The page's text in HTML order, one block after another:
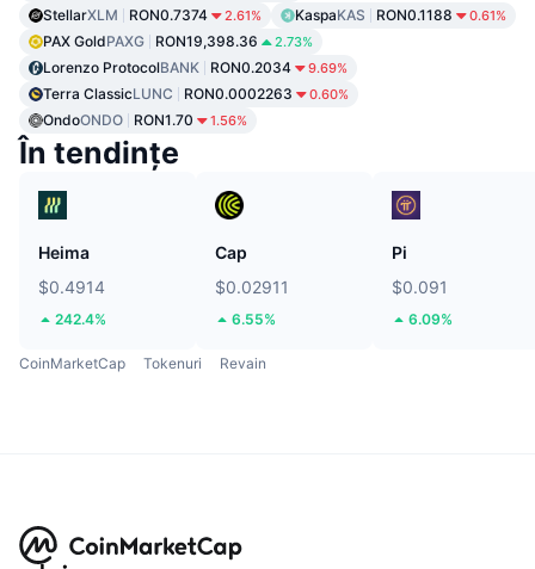
StellarXLM RON0.7374 2.61% KaspaKAS RON0.1188 0.61%
PAX GoldPAXG RON19,398.36 2.73%
Lorenzo ProtocolBANK RON0.2034 9.69%
Terra ClassicLUNC RON0.0002263 0.60%
OndoONDO RON1.70 1.56%
În tendințe
Heima
$0.4914
242.4%
Cap
$0.02911
6.55%
Pi
$0.091
6.09%
CoinMarketCap Tokenuri Revain